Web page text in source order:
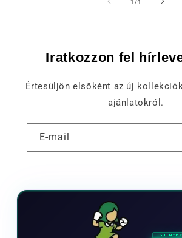
1 /4
Iratkozzon fel
Értesüljön elsőként az új
ajánlatokról.
E-mail
ÚJ